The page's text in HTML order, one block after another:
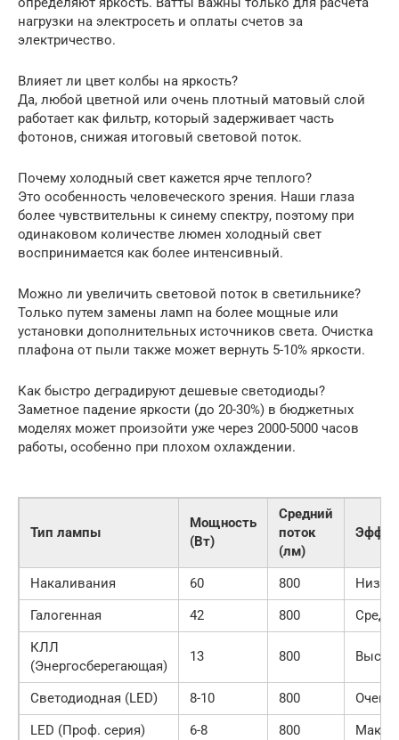
нагрузки на электросеть и оплаты счетов за
электричество.
Влияет ли цвет колбы на яркость?
Да, любой цветной или очень плотный матовый слой
работает как фильтр, который задерживает часть
фотонов, снижая итоговый световой поток.
Почему холодный свет кажется ярче теплого?
Это особенность человеческого зрения. Наши глаза
более чувствительны к синему спектру, поэтому при
одинаковом количестве люмен холодный свет
воспринимается как более интенсивный.
Можно ли увеличить световой поток в светильнике?
Только путем замены ламп на более мощные или
установки дополнительных источников света. Очистка
плафона от пыли также может вернуть 5-10% яркости.
Как быстро деградируют дешевые светодиоды?
Заметное падение яркости (до 20-30%) в бюджетных
моделях может произойти уже через 2000-5000 часов
работы, особенно при плохом охлаждении.
Тип лампы
Мощность
(Вт)
Средний
поток
(лм)
Накаливания 60 800
Галогенная
42 800
КЛЛ
(Энергосберегающая)
13 800
Светодиодная (LED) 8-10 800
Очень
LED (Проф. серия)
6-8 800